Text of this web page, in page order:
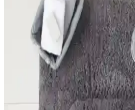
Modern ve güvenli banyo paspaslarıyla
Su geçirmez, kaymaz ve çeşitli renk
uygun paspasları keşfedin.
Balat Halı Banyo Paspası Setleri
Kullanıcı Yorumları
Balat Halı'nın 2'li ve 3'lü banyo paspası
yumuşak polyester dokusuyla dikkat
öne çıkan ürünler, estetik ve kullanım